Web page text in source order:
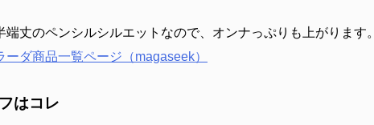
端丈のペンシルシルエットなので、オンナっぷりも上がります。
ーダ商品一覧ページ（magaseek）
はコレ